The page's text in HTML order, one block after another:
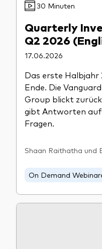
Kosteneffiziente
Investieren mit
Rechtliche
Dienstleistungen
Portfolio-Services
LifePlan-
30 Minuten
Quarterly
Q2 2026
17.06.2026
Das erste Halbjahr
Ende. Die
Group blickt
gibt Antworten auf
Fragen.
Shaan Raithatha und
On Demand